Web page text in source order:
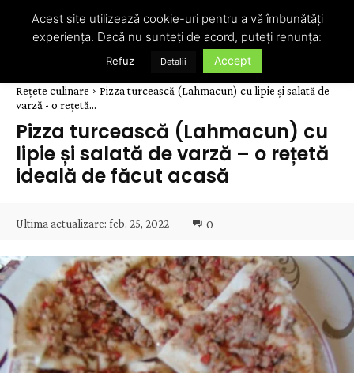
Rețete culinare
Pizza turcească (Lahmacun) cu lipie și salată de
varză - o rețetă...
Pizza turcească (Lahmacun) cu
lipie și salată de varză – o rețetă
ideală de făcut acasă
Ultima actualizare: feb. 25, 2022 0
Acest site utilizează cookie-uri pentru a vă îmbunătăți
experiența. Dacă nu sunteți de acord, puteți renunța:
Refuz Detalii Accept